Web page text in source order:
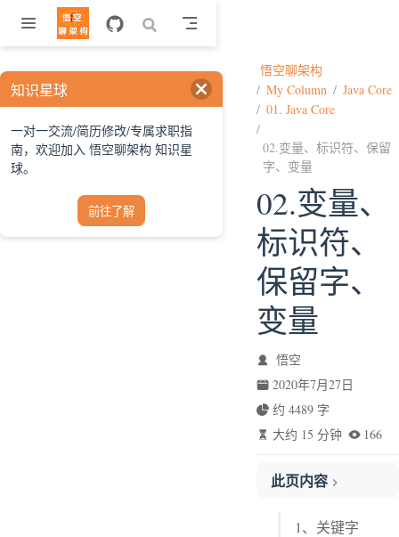
跳至主要內容
悟空聊架构
My Column
Java Core
01. Java Core
02.变量、标识符、保留
字、变量
02.变量、
标识符、
保留字、
变量
悟空
2020年7月27日
约 4489 字
大约 15 分钟
166
此页内容
1、关键字
知识星球
一对一交流/简历修改/专属求职指
南，欢迎加入 悟空聊架构 知识星
球。
前往了解